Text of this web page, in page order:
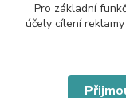
Pro základní
účely cílení